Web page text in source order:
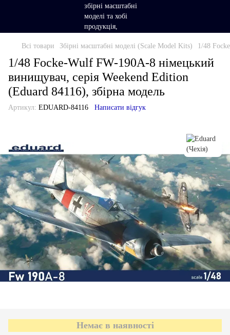
Всі товари Збірні масштабні моделі (Scale Model Kits) 1/48
1/48 Focke-Wulf FW-190A-8 німецький
винищувач, серія Weekend Edition
(Eduard 84116), збірна модель
Артикул: EDUARD-84116 Написати відгук
Немає в наявності